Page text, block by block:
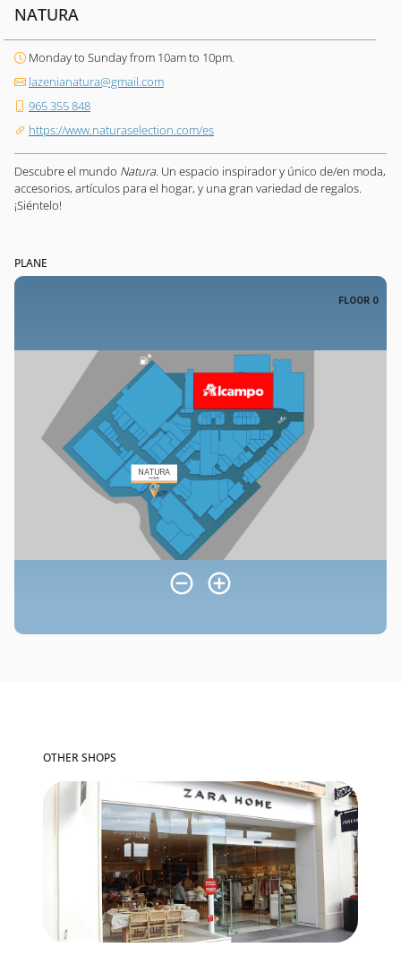
NATURA
Monday to Sunday from 10am to 10pm.
lazenianatura@gmail.com
965 355 848
https://www.naturaselection.com/es
Descubre el mundo Natura. Un espacio inspirador y único de/en moda,
accesorios, artículos para el hogar, y una gran variedad de regalos.
¡Siéntelo!
PLANE
OTHER SHOPS